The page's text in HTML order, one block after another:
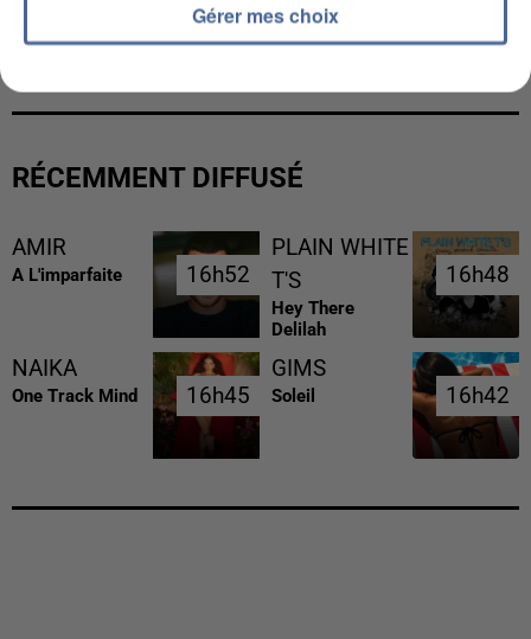
LES DONNÉES DE 300 000 CLIENTS DÉROBÉES À
INTERMARCHÉ APRÈS UNE...
RÉCEMMENT DIFFUSÉ
AMIR
A L'imparfaite 16h52
16h52
PLAIN WHITE
T'S
Hey There
Delilah
16h48
16h48
NAIKA
One Track Mind 16h45
16h45
GIMS
Soleil 16h42
16h42
Gérer mes choix